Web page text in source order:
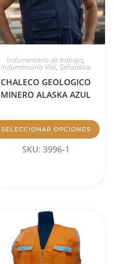
Indumentaria de trabajo,
Indumentaria Vial, Señaletica
CHALECO GEOLOGICO
MINERO ALASKA AZUL
SELECCIONAR OPCIONES
SKU: 3996-1